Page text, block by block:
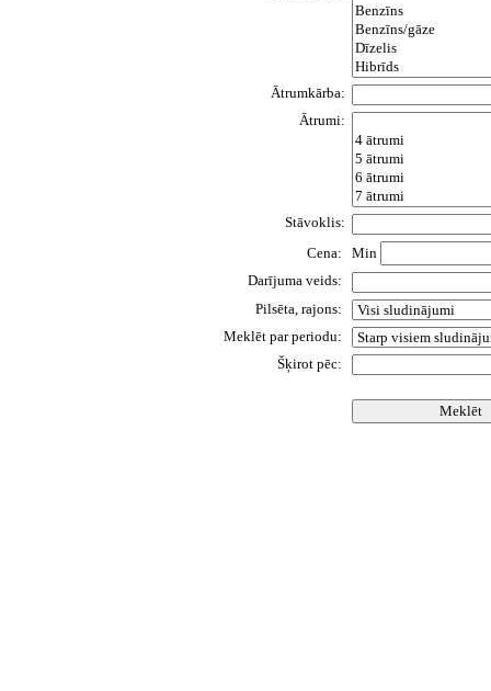
Ātrumkārba:
Ātrumi:
Stāvoklis:
Cena:
Min
Darījuma veids:
Pilsēta, rajons:
Meklēt par periodu:
Šķirot pēc: